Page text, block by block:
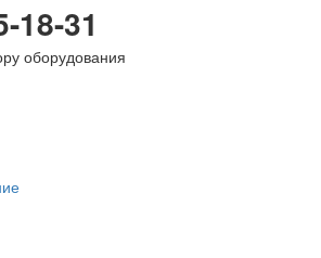
18-31
оборудования